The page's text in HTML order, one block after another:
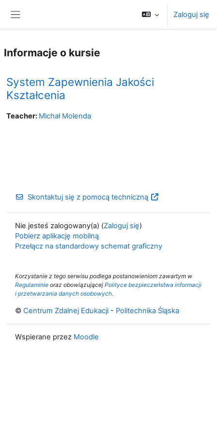
Zaloguj się
Informacje o kursie
System Zapewnienia Jakości
Kształcenia
Teacher: Michał Molenda
Skontaktuj się z pomocą techniczną
Nie jesteś zalogowany(a) (Zaloguj się)
Pobierz aplikację mobilną
Przełącz na standardowy schemat graficzny
Korzystanie z tego serwisu podlega postanowieniom zawartym w
Regulaminie oraz obowiązującej Polityce bezpieczeństwa informacji
i przetwarzania danych osobowych.
© Centrum Zdalnej Edukacji - Politechnika Śląska
Wspierane przez Moodle